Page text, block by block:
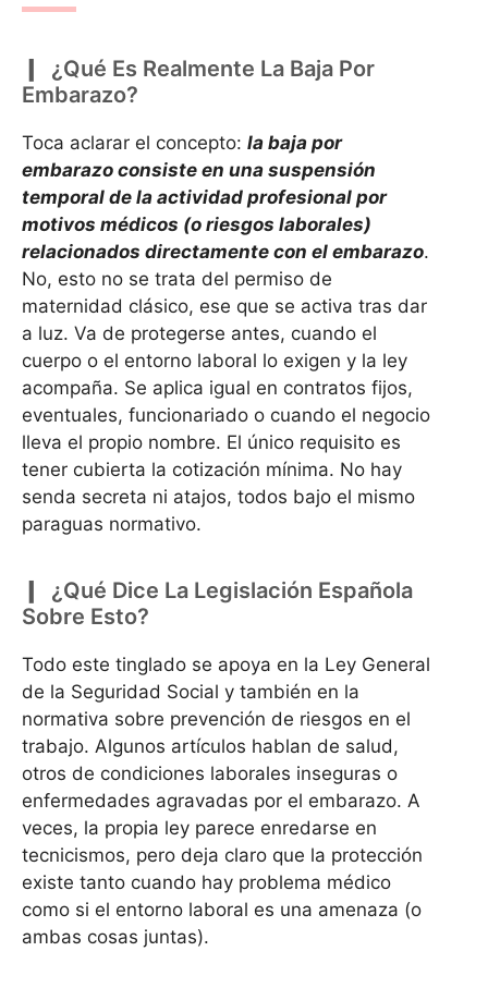
¿Qué Es Realmente La Baja Por
Embarazo?
Toca aclarar el concepto: la baja por
embarazo consiste en una suspensión
temporal de la actividad profesional por
motivos médicos (o riesgos laborales)
relacionados directamente con el embarazo.
No, esto no se trata del permiso de
maternidad clásico, ese que se activa tras dar
a luz. Va de protegerse antes, cuando el
cuerpo o el entorno laboral lo exigen y la ley
acompaña. Se aplica igual en contratos fijos,
eventuales, funcionariado o cuando el negocio
lleva el propio nombre. El único requisito es
tener cubierta la cotización mínima. No hay
senda secreta ni atajos, todos bajo el mismo
paraguas normativo.
¿Qué Dice La Legislación Española
Sobre Esto?
Todo este tinglado se apoya en la Ley General
de la Seguridad Social y también en la
normativa sobre prevención de riesgos en el
trabajo. Algunos artículos hablan de salud,
otros de condiciones laborales inseguras o
enfermedades agravadas por el embarazo. A
veces, la propia ley parece enredarse en
tecnicismos, pero deja claro que la protección
existe tanto cuando hay problema médico
como si el entorno laboral es una amenaza (o
ambas cosas juntas).